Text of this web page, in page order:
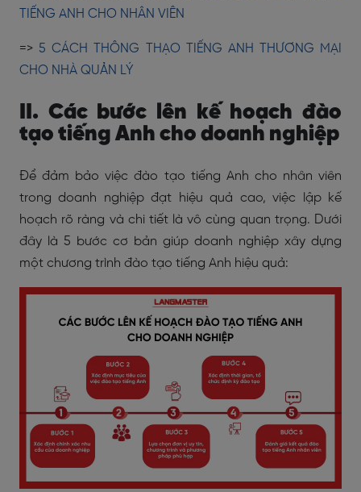
TIẾNG ANH CHO NHÂN VIÊN
=> 5 CÁCH THÔNG THẠO TIẾNG ANH THƯƠNG MẠI
CHO NHÀ QUẢN LÝ
II. Các bước lên kế hoạch đào
tạo tiếng Anh cho doanh nghiệp
Để đảm bảo việc đào tạo tiếng Anh cho nhân viên
trong doanh nghiệp đạt hiệu quả cao, việc lập kế
hoạch rõ ràng và chi tiết là vô cùng quan trọng. Dưới
đây là 5 bước cơ bản giúp doanh nghiệp xây dựng
một chương trình đào tạo tiếng Anh hiệu quả: